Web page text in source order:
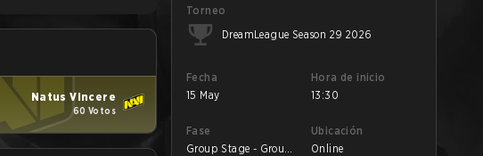
Natus Vincere
60 Votos
Torneo
DreamLeague Season 29 2026
Fecha
15 May
Hora de inicio
13:30
Fase
Group Stage - Group
Ubicación
Online